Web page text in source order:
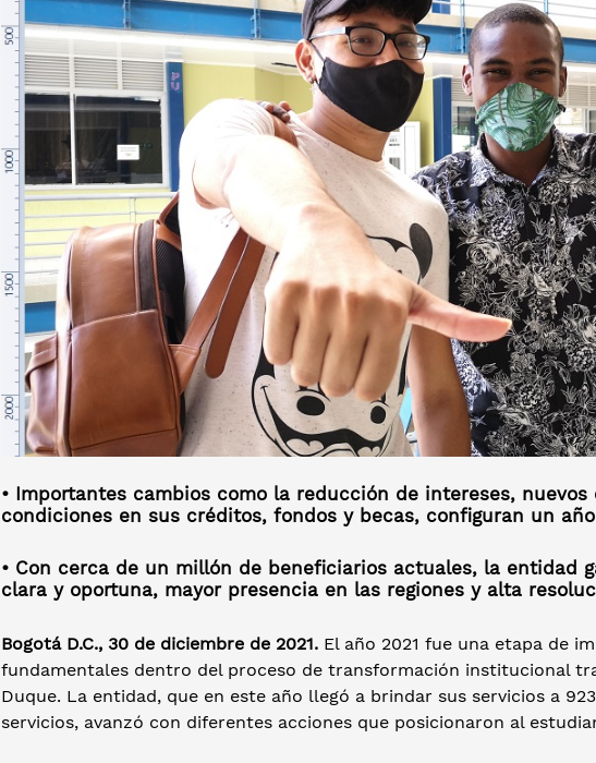
• Importantes cambios como la reducción de intereses,
condiciones en sus créditos, fondos y becas, configuran un
• Con cerca de un millón de beneficiarios actuales, la entidad
clara y oportuna, mayor presencia en las regiones y alta
Bogotá D.C., 30 de diciembre de 2021. El año 2021 fue una etapa de
fundamentales dentro del proceso de transformación institucional
Duque. La entidad, que en este año llegó a brindar sus servicios a
servicios, avanzó con diferentes acciones que posicionaron al